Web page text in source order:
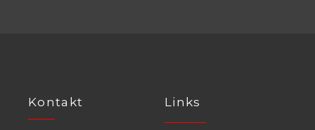
Kontakt Links